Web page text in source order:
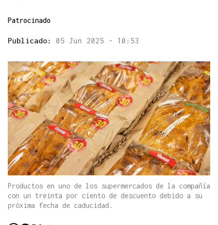
Patrocinado
Publicado: 05 Jun 2025 - 10:53
Productos en uno de los supermercados de la compañía
con un treinta por ciento de descuento debido a su
próxima fecha de caducidad.